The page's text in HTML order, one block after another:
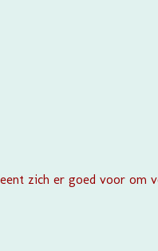
zich er goed voor om